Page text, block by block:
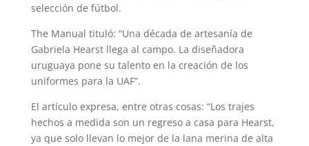
selección de fútbol.
The Manual tituló: “Una década de artesanía de
Gabriela Hearst llega al campo. La diseñadora
uruguaya pone su talento en la creación de los
uniformes para la UAF”.
El artículo expresa, entre otras cosas: “Los trajes
hechos a medida son un regreso a casa para Hearst,
ya que solo llevan lo mejor de la lana merina de alta